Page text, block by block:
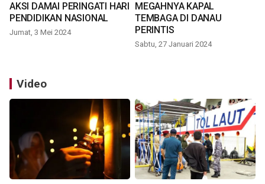
AKSI DAMAI PERINGATI HARI
PENDIDIKAN NASIONAL
Jumat, 3 Mei 2024
MEGAHNYA KAPAL
TEMBAGA DI DANAU
PERINTIS
Sabtu, 27 Januari 2024
Video